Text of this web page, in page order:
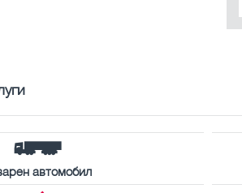
автомобил